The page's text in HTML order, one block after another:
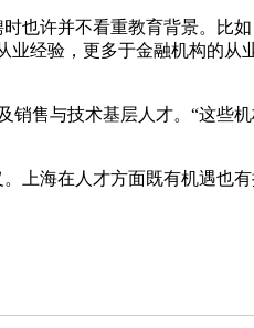
许并不看重教育背景。比如
经验，更多于金融机构的从
售与技术基层人才。“这些
海在人才方面既有机遇也